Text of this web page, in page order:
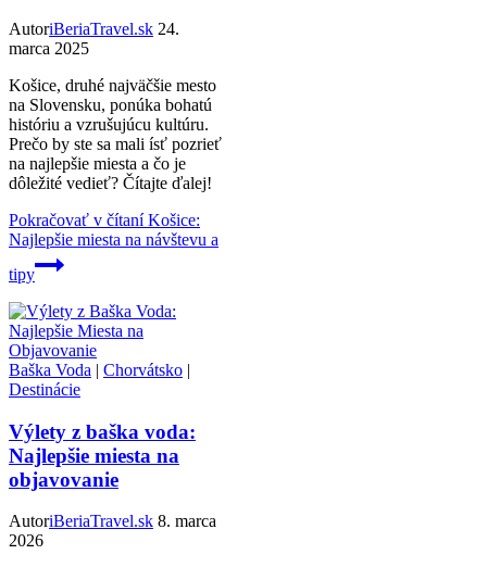
AutoriBeriaTravel.sk 24.
marca 2025
Košice, druhé najväčšie mesto
na Slovensku, ponúka bohatú
históriu a vzrušujúcu kultúru.
Prečo by ste sa mali ísť pozrieť
na najlepšie miesta a čo je
dôležité vedieť? Čítajte ďalej!
Pokračovať v čítaníKošice:
Najlepšie miesta na návštevu a
tipy
Baška Voda | Chorvátsko |
Destinácie
Výlety z baška voda:
Najlepšie miesta na
objavovanie
AutoriBeriaTravel.sk 8. marca
2026